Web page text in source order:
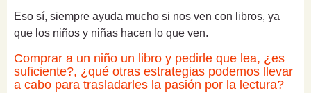
Eso sí, siempre ayuda mucho si nos ven con libros, ya
que los niños y niñas hacen lo que ven.
Comprar a un niño un libro y pedirle que lea, ¿es
suficiente?, ¿qué otras estrategias podemos llevar
a cabo para trasladarles la pasión por la lectura?